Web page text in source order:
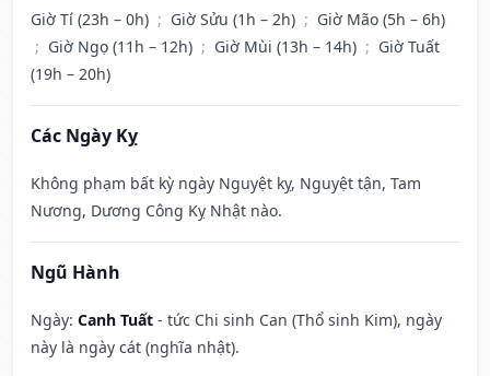
Giờ Tí (23h – 0h) ; Giờ Sửu (1h – 2h) ; Giờ Mão (5h – 6h)
; Giờ Ngọ (11h – 12h) ; Giờ Mùi (13h – 14h) ; Giờ Tuất
(19h – 20h)
Các Ngày Kỵ
Không phạm bất kỳ ngày Nguyệt kỵ, Nguyệt tận, Tam
Nương, Dương Công Kỵ Nhật nào.
Ngũ Hành
Ngày: Canh Tuất - tức Chi sinh Can (Thổ sinh Kim), ngày
này là ngày cát (nghĩa nhật).